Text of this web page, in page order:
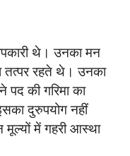
थे। उनका मन
तत्पर रहते थे। उनका
की गरिमा का
दुरुपयोग नहीं
मूल्यों में गहरी आस्था